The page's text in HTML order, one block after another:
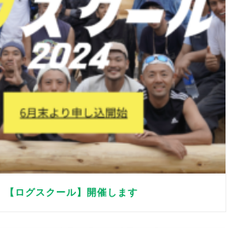
【ログスクール】開催します